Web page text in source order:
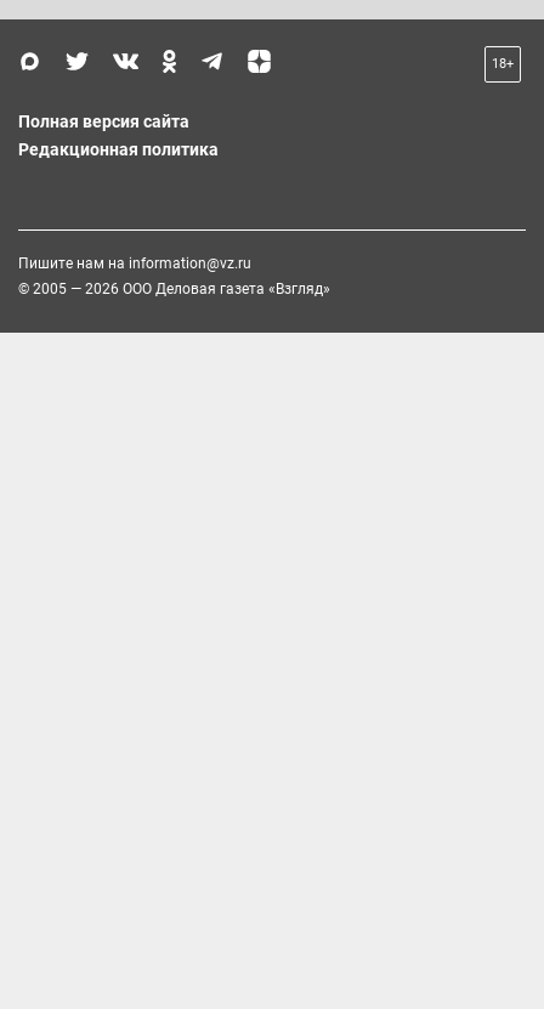
18+
Полная версия сайта
Редакционная политика
Пишите нам на information@vz.ru
© 2005 — 2026 ООО Деловая газета «Взгляд»